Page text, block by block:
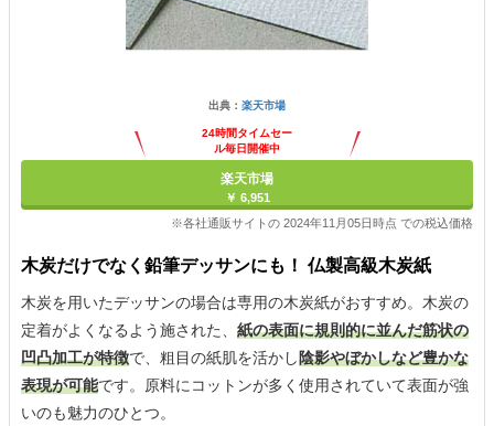
出典： 楽天市場
24時間タイムセー
ル毎日開催中
楽天市場
￥ 6,951
※各社通販サイトの 2024年11月05日時点 での税込価格
木炭だけでなく鉛筆デッサンにも！ 仏製高級木炭紙
木炭を用いたデッサンの場合は専用の木炭紙がおすすめ。木炭の
定着がよくなるよう施された、 紙の表面に規則的に並んだ筋状の
凹凸加工が特徴で、粗目の紙肌を活かし陰影やぼかしなど豊かな
表現が可能です。原料にコットンが多く使用されていて表面が強
いのも魅力のひとつ。